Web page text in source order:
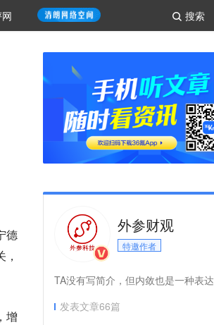
搜索
德
增
外参财观
特邀作者
TA没有写简介，但内敛也是一种表达
发表文章66篇